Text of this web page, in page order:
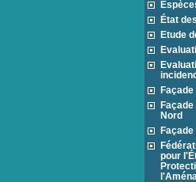
État
Etude
Façade
Nord
pour